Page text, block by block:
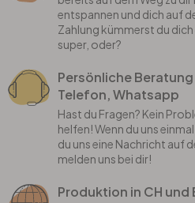
entspannen und dich auf
Zahlung kümmerst du
super, oder?
Persönliche
Telefon, Whatsapp
Hast du Fragen? Kein
helfen! Wenn du uns
du uns eine Nachricht auf
melden uns bei dir!
Produktion in CH und